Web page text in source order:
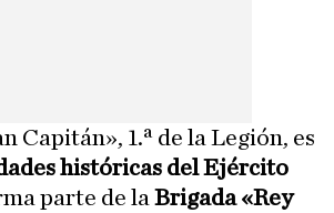
Capitán», 1.ª de la Legión, es
históricas del Ejército
parte de la Brigada «Rey